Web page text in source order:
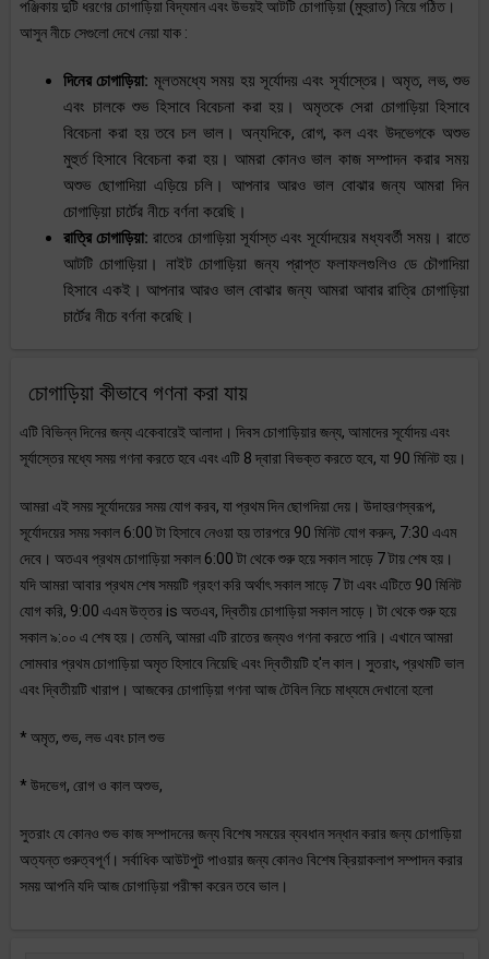
পঞ্জিকায় দুটি ধরণের চোগাড়িয়া বিদ্যমান এবং উভয়ই আটটি চোগাড়িয়া (মুহুরাত) নিয়ে গঠিত।
আসুন নীচে সেগুলো দেখে নেয়া যাক :
দিনের চোগাড়িয়া: মূলতমধ্যে সময় হয় সূর্যোদয় এবং সূর্যাস্তের। অমৃত, লভ, শুভ
এবং চালকে শুভ হিসাবে বিবেচনা করা হয়। অমৃতকে সেরা চোগাড়িয়া হিসাবে
বিবেচনা করা হয় তবে চল ভাল। অন্যদিকে, রোগ, কল এবং উদভেগকে অশুভ
মুহুর্ত হিসাবে বিবেচনা করা হয়। আমরা কোনও ভাল কাজ সম্পাদন করার সময়
অশুভ ছোগাদিয়া এড়িয়ে চলি। আপনার আরও ভাল বোঝার জন্য আমরা দিন
চোগাড়িয়া চার্টের নীচে বর্ণনা করেছি।
রাত্রি চোগাড়িয়া:রাতের চোগাড়িয়া সূর্যাস্ত এবং সূর্যোদয়ের মধ্যবর্তী সময়। রাতে
আটটি চোগাড়িয়া। নাইট চোগাড়িয়া জন্য প্রাপ্ত ফলাফলগুলিও ডে চৌগাদিয়া
হিসাবে একই। আপনার আরও ভাল বোঝার জন্য আমরা আবার রাত্রি চোগাড়িয়া
চার্টের নীচে বর্ণনা করেছি।
চোগাড়িয়া কীভাবে গণনা করা যায়
এটি বিভিন্ন দিনের জন্য একেবারেই আলাদা। দিবস চোগাড়িয়ার জন্য, আমাদের সূর্যোদয় এবং
সূর্যাস্তের মধ্যে সময় গণনা করতে হবে এবং এটি 8 দ্বারা বিভক্ত করতে হবে, যা 90 মিনিট হয়।
আমরা এই সময় সূর্যোদয়ের সময় যোগ করব, যা প্রথম দিন ছোগদিয়া দেয়। উদাহরণস্বরূপ,
সূর্যোদয়ের সময় সকাল 6:00 টা হিসাবে নেওয়া হয় তারপরে 90 মিনিট যোগ করুন, 7:30 এএম
দেবে। অতএব প্রথম চোগাড়িয়া সকাল 6:00 টা থেকে শুরু হয়ে সকাল সাড়ে 7 টায় শেষ হয়।
যদি আমরা আবার প্রথম শেষ সময়টি গ্রহণ করি অর্থাৎ সকাল সাড়ে 7 টা এবং এটিতে 90 মিনিট
যোগ করি, 9:00 এএম উত্তর is অতএব, দ্বিতীয় চোগাড়িয়া সকাল সাড়ে। টা থেকে শুরু হয়ে
সকাল ৯:০০ এ শেষ হয়। তেমনি, আমরা এটি রাতের জন্যও গণনা করতে পারি। এখানে আমরা
সোমবার প্রথম চোগাড়িয়া অমৃত হিসাবে নিয়েছি এবং দ্বিতীয়টি হ'ল কাল। সুতরাং, প্রথমটি ভাল
এবং দ্বিতীয়টি খারাপ। আজকের চোগাড়িয়া গণনা আজ টেবিল নিচে মাধ্যমে দেখানো হলো
* অমৃত, শুভ, লভ এবং চাল শুভ
* উদভেগ, রোগ ও কাল অশুভ,
সুতরাং যে কোনও শুভ কাজ সম্পাদনের জন্য বিশেষ সময়ের ব্যবধান সন্ধান করার জন্য চোগাড়িয়া
অত্যন্ত গুরুত্বপূর্ণ। সর্বাধিক আউটপুট পাওয়ার জন্য কোনও বিশেষ ক্রিয়াকলাপ সম্পাদন করার
সময় আপনি যদি আজ চোগাড়িয়া পরীক্ষা করেন তবে ভাল।